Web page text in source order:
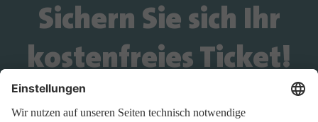
Sichern Sie sich Ihr
kostenfreies Ticket!